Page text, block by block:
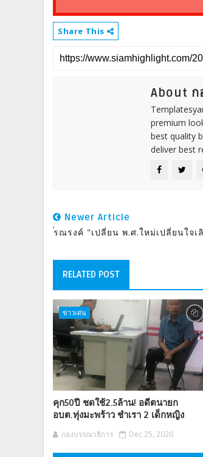
Share This
About
premium
best quality
deliver best
Newer Article
รณรงค์ "เปลี่ยน พ.ศ.ใหม่เปลี่ยนใจเ
RELATED POST
ข่าวเด่น
คุก50ปี ชดใช้2.5ล้าน! อดีตนายก
อบต.ทุ่งมะพร้าว ชำเรา 2 เด็กหญิง
กองบรรณาธิการ Dec 25, 2020